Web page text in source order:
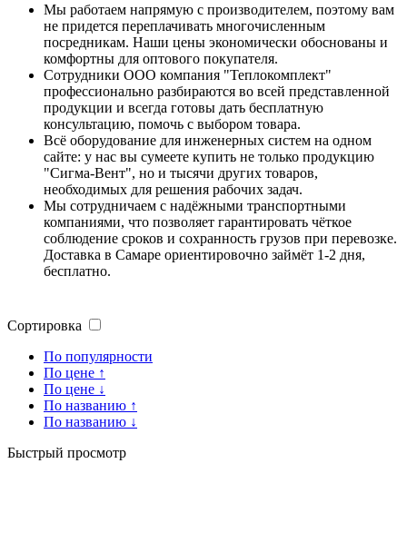
Мы работаем напрямую с производителем, поэтому вам
не придется переплачивать многочисленным
посредникам. Наши цены экономически обоснованы и
комфортны для оптового покупателя.
Сотрудники ООО компания "Теплокомплект"
профессионально разбираются во всей представленной
продукции и всегда готовы дать бесплатную
консультацию, помочь с выбором товара.
Всё оборудование для инженерных систем на одном
сайте: у нас вы сумеете купить не только продукцию
"Сигма-Вент", но и тысячи других товаров,
необходимых для решения рабочих задач.
Мы сотрудничаем с надёжными транспортными
компаниями, что позволяет гарантировать чёткое
соблюдение сроков и сохранность грузов при перевозке.
Доставка в Самаре ориентировочно займёт 1-2 дня,
бесплатно.
Сортировка
По популярности
По цене ↑
По цене ↓
По названию ↑
По названию ↓
Быстрый просмотр